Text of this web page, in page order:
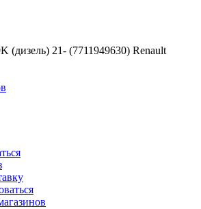
(дизель) 21- (7711949630) Renault